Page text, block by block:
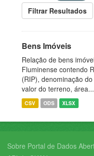
Filtrar Resultados
Bens Imóveis
Relação de bens
Fluminense contendo
(RIP), denominação
valor do terreno, área...
CSV ODS XLSX
Sobre Portal de Dados